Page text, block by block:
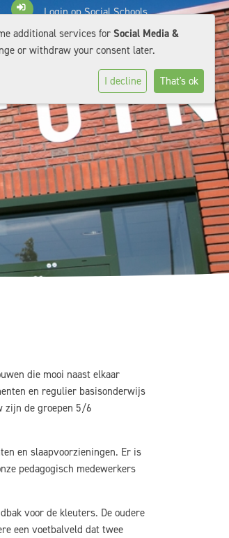
Login op Social Schools
die mooi naast elkaar
en regulier basisonderwijs
zijn de groepen 5/6
en slaapvoorzieningen. Er is
pedagogisch medewerkers
voor de kleuters. De oudere
een voetbalveld dat twee
additional services forSocial Media &
or withdraw your consent later.
I decline That's ok